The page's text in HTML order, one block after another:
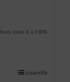
osas 3 x 7.97€
Lisainfo